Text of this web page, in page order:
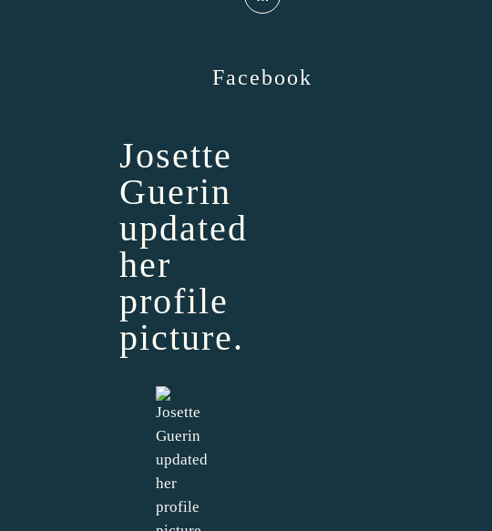
Facebook
Josette
Guerin
updated
her
profile
picture.